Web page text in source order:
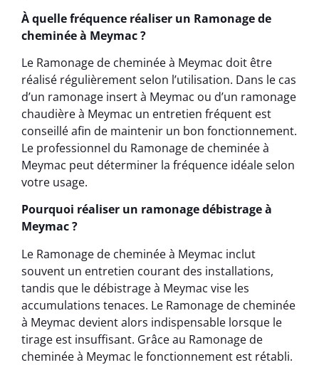
À quelle fréquence réaliser un Ramonage de
cheminée à Meymac ?
Le Ramonage de cheminée à Meymac doit être
réalisé régulièrement selon l’utilisation. Dans le cas
d’un ramonage insert à Meymac ou d’un ramonage
chaudière à Meymac un entretien fréquent est
conseillé afin de maintenir un bon fonctionnement.
Le professionnel du Ramonage de cheminée à
Meymac peut déterminer la fréquence idéale selon
votre usage.
Pourquoi réaliser un ramonage débistrage à
Meymac ?
Le Ramonage de cheminée à Meymac inclut
souvent un entretien courant des installations,
tandis que le débistrage à Meymac vise les
accumulations tenaces. Le Ramonage de cheminée
à Meymac devient alors indispensable lorsque le
tirage est insuffisant. Grâce au Ramonage de
cheminée à Meymac le fonctionnement est rétabli.